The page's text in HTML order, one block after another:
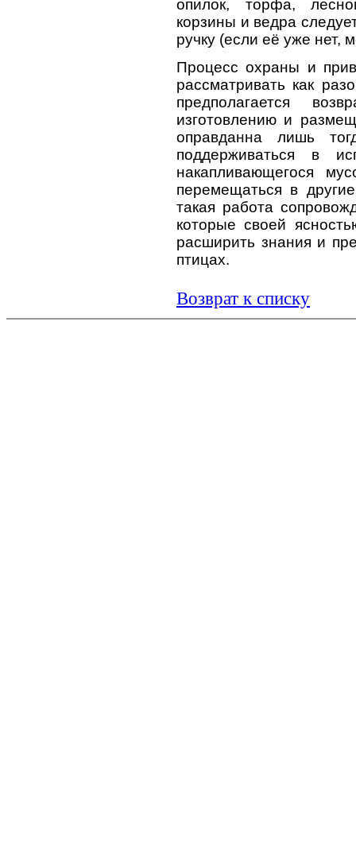
опилок, торфа,
корзины и ведра
ручку (если её уже нет,
Процесс охраны и
рассматривать как
предполагается
изготовлению и
оправданна лишь
поддерживаться в
накапливающегося
перемещаться в
такая работа
которые своей
расширить знания и
птицах.
Возврат к списку